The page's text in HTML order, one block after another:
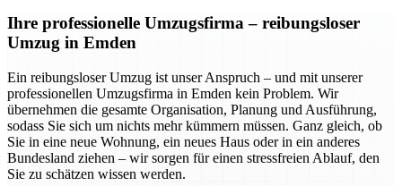
Ihre professionelle Umzugsfirma – reibungsloser
Umzug in Emden
Ein reibungsloser Umzug ist unser Anspruch – und mit unserer
professionellen Umzugsfirma in Emden kein Problem. Wir
übernehmen die gesamte Organisation, Planung und Ausführung,
sodass Sie sich um nichts mehr kümmern müssen. Ganz gleich, ob
Sie in eine neue Wohnung, ein neues Haus oder in ein anderes
Bundesland ziehen – wir sorgen für einen stressfreien Ablauf, den
Sie zu schätzen wissen werden.